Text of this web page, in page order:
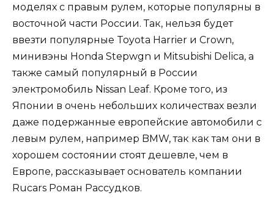
моделях с правым рулем, которые популярны в
восточной части России. Так, нельзя будет
ввезти популярные Toyota Harrier и Crown,
минивэны Honda Stepwgn и Mitsubishi Delica, а
также самый популярный в России
электромобиль Nissan Leaf. Кроме того, из
Японии в очень небольших количествах везли
даже подержанные европейские автомобили с
левым рулем, например BMW, так как там они в
хорошем состоянии стоят дешевле, чем в
Европе, рассказывает основатель компании
Rucars Роман Рассудков.